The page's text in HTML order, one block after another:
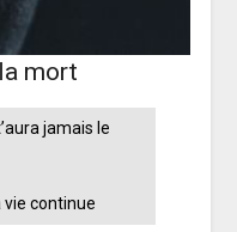
mort
jamais le
vie continue